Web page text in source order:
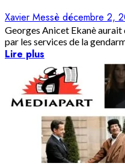
Xavier Messè décembre 2,
Georges Anicet Ekanè
par les services de la
Lire plus